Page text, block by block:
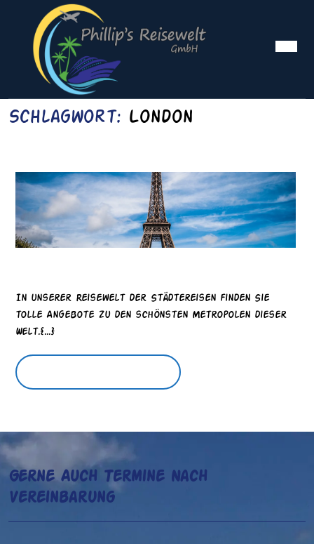
content
Schlagwort: London
In unserer Reisewelt der Städtereisen finden Sie
tolle Angebote zu den schönsten Metropolen dieser
Welt.{...}
DAS
Gerne Auch Termine Nach
Vereinbarung